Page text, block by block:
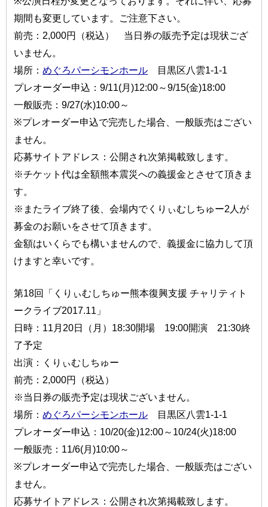
期間も変更しています。ご注意下さい。
前売：2,000円（税込） 当日券の販売予定は現状ござ
いません。
場所：めぐろパーシモンホール 目黒区八雲1-1-1
プレオーダー申込：9/11(月)12:00～9/15(金)18:00
一般販売：9/27(水)10:00～
※プレオーダー申込で完売した場合、一般販売はござい
ません。
応募サイトアドレス：公開され次第掲載致します。
※チケット代は全額熊本震災への義援金とさせて頂きま
す。
※またライブ終了後、会場内でくりぃむしちゅー2人が
募金のお願いをさせて頂きます。
金額はいくらでも構いませんので、義援金に協力して頂
けますと幸いです。
第18回「くりぃむしちゅー熊本復興支援 チャリティト
ークライブ2017.11」
日時：11月20日（月）18:30開場 19:00開演 21:30終
了予定
出演：くりぃむしちゅー
前売：2,000円（税込）
※当日券の販売予定は現状ございません。
場所：めぐろパーシモンホール 目黒区八雲1-1-1
プレオーダー申込：10/20(金)12:00～10/24(火)18:00
一般販売：11/6(月)10:00～
※プレオーダー申込で完売した場合、一般販売はござい
ません。
応募サイトアドレス：公開され次第掲載致します。